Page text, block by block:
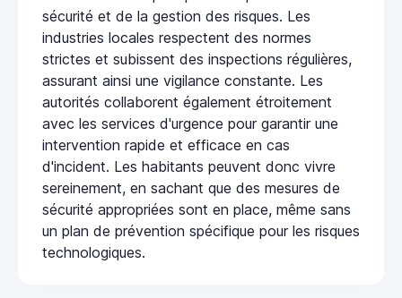
sécurité et de la gestion des risques. Les
industries locales respectent des normes
strictes et subissent des inspections régulières,
assurant ainsi une vigilance constante. Les
autorités collaborent également étroitement
avec les services d'urgence pour garantir une
intervention rapide et efficace en cas
d'incident. Les habitants peuvent donc vivre
sereinement, en sachant que des mesures de
sécurité appropriées sont en place, même sans
un plan de prévention spécifique pour les risques
technologiques.